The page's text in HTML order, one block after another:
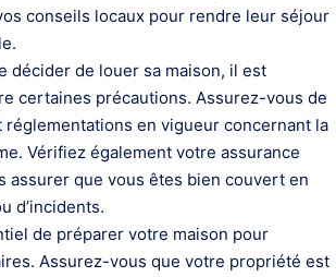
conseils locaux pour rendre leur séjour
décider de louer sa maison, il est
certaines précautions. Assurez-vous de
en vigueur concernant la
Vérifiez également votre assurance
assurer que vous êtes bien couvert en
d’incidents.
de préparer votre maison pour
Assurez-vous que votre propriété est